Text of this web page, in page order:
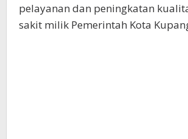
pelayanan dan peningkatan
sakit milik Pemerintah Kota